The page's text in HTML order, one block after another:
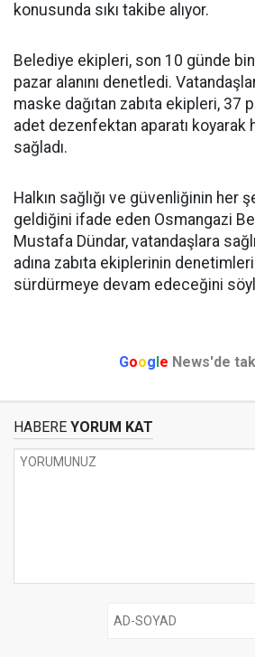
konusunda sıkı takibe alıyor.
Belediye ekipleri, son 10 günde
pazar alanını denetledi.
maske dağıtan zabıta ekipleri, 37
adet dezenfektan aparatı koyarak
sağladı.
Halkın sağlığı ve güvenliğinin her
geldiğini ifade eden Osmangazi
Mustafa Dündar, vatandaşlara
adına zabıta ekiplerinin
sürdürmeye devam edeceğini
Google News'de
HABERE YORUM KAT